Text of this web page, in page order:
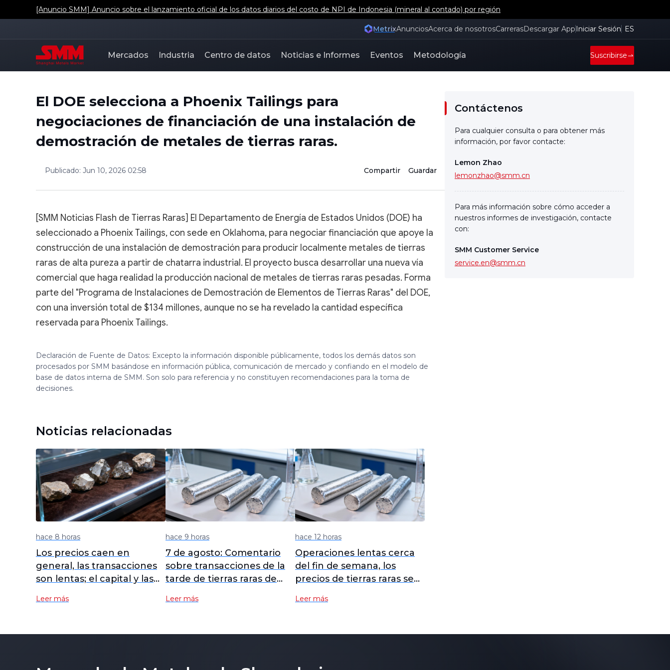
[Anuncio SMM] Anuncio sobre el lanzamiento oficial de los datos diarios del costo de NPI de Indonesia (mineral al contado) por región
MetrixAnunciosAcerca de nosotrosCarrerasDescargar App Iniciar Sesión ES
Mercados Industria Centro de datos Noticias e Informes Eventos Metodología Suscribirse
El DOE selecciona a Phoenix Tailings para
negociaciones de financiación de una instalación de
demostración de metales de tierras raras.
Publicado: Jun 10, 2026 02:58 Compartir Guardar
[SMM Noticias Flash de Tierras Raras] El Departamento de Energía de Estados Unidos (DOE) ha
seleccionado a Phoenix Tailings, con sede en Oklahoma, para negociar financiación que apoye la
construcción de una instalación de demostración para producir localmente metales de tierras
raras de alta pureza a partir de chatarra industrial. El proyecto busca desarrollar una nueva vía
comercial que haga realidad la producción nacional de metales de tierras raras pesadas. Forma
parte del "Programa de Instalaciones de Demostración de Elementos de Tierras Raras" del DOE,
con una inversión total de $134 millones, aunque no se ha revelado la cantidad específica
reservada para Phoenix Tailings.
Declaración de Fuente de Datos: Excepto la información disponible públicamente, todos los demás datos son
procesados por SMM basándose en información pública, comunicación de mercado y confiando en el modelo de
base de datos interna de SMM. Son solo para referencia y no constituyen recomendaciones para la toma de
decisiones.
Noticias relacionadas
hace 8 horas
Los precios caen en
general, las transacciones
son lentas; el capital y las
activos [Revisión semanal
Leer más
hace 9 horas
7 de agosto: Comentario
sobre transacciones de la
tarde de tierras raras de
Leer más
hace 12 horas
Operaciones lentas cerca
del fin de semana, los
precios de tierras raras se
[Reseña diaria de tierras
Leer más
Contáctenos
Para cualquier consulta o para obtener más
información, por favor contacte:
Lemon Zhao
lemonzhao@smm.cn
Para más información sobre cómo acceder a
nuestros informes de investigación, contacte
con:
SMM Customer Service
service.en@smm.cn